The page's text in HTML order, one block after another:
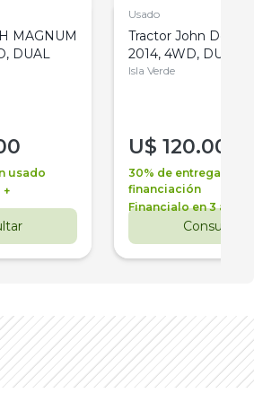
MAGNUM
DUAL
usado
+
Usado
Tractor John Deere
2014, 4WD, DUAL
Isla Verde
U$ 120.000
30% de entrega +
financiación
Financialo en 3 años
Consultar